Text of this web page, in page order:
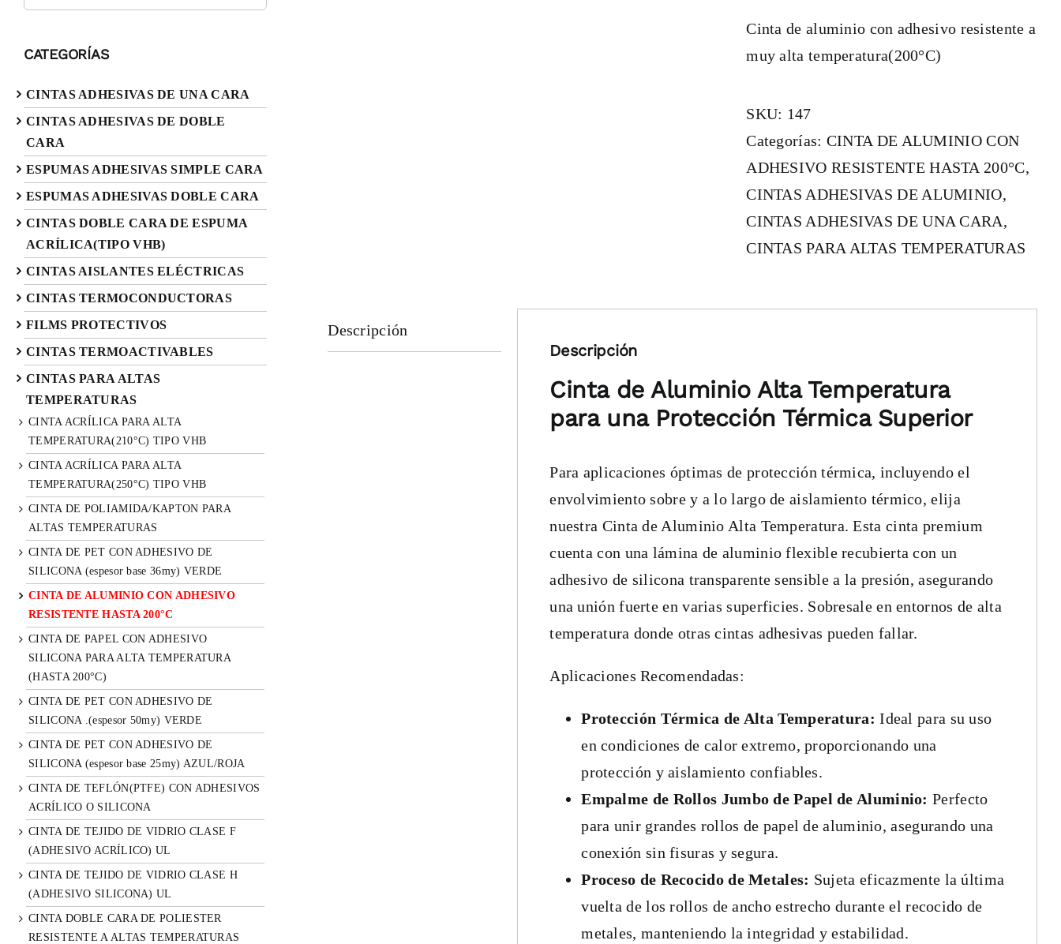
Cinta de aluminio con adhesivo resistente a
muy alta temperatura(200°C)
SKU: 147
Categorías: CINTA DE ALUMINIO CON
ADHESIVO RESISTENTE HASTA 200°C,
CINTAS ADHESIVAS DE ALUMINIO,
CINTAS ADHESIVAS DE UNA CARA,
CINTAS PARA ALTAS TEMPERATURAS
Descripción
Descripción
Cinta de Aluminio Alta Temperatura
para una Protección Térmica Superior
Para aplicaciones óptimas de protección térmica, incluyendo el
envolvimiento sobre y a lo largo de aislamiento térmico, elija
nuestra Cinta de Aluminio Alta Temperatura. Esta cinta premium
cuenta con una lámina de aluminio flexible recubierta con un
adhesivo de silicona transparente sensible a la presión, asegurando
una unión fuerte en varias superficies. Sobresale en entornos de alta
temperatura donde otras cintas adhesivas pueden fallar.
Aplicaciones Recomendadas:
Protección Térmica de Alta Temperatura: Ideal para su uso
en condiciones de calor extremo, proporcionando una
protección y aislamiento confiables.
Empalme de Rollos Jumbo de Papel de Aluminio: Perfecto
para unir grandes rollos de papel de aluminio, asegurando una
conexión sin fisuras y segura.
Proceso de Recocido de Metales: Sujeta eficazmente la última
vuelta de los rollos de ancho estrecho durante el recocido de
metales, manteniendo la integridad y estabilidad.
CATEGORÍAS
CINTAS ADHESIVAS DE UNA CARA
CINTAS ADHESIVAS DE DOBLE
CARA
ESPUMAS ADHESIVAS SIMPLE CARA
ESPUMAS ADHESIVAS DOBLE CARA
CINTAS DOBLE CARA DE ESPUMA
ACRÍLICA(TIPO VHB)
CINTAS AISLANTES ELÉCTRICAS
CINTAS TERMOCONDUCTORAS
FILMS PROTECTIVOS
CINTAS TERMOACTIVABLES
CINTAS PARA ALTAS
TEMPERATURAS
CINTA ACRÍLICA PARA ALTA
TEMPERATURA(210°C) TIPO VHB
CINTA ACRÍLICA PARA ALTA
TEMPERATURA(250°C) TIPO VHB
CINTA DE POLIAMIDA/KAPTON PARA
ALTAS TEMPERATURAS
CINTA DE PET CON ADHESIVO DE
SILICONA (espesor base 36my) VERDE
CINTA DE ALUMINIO CON ADHESIVO
RESISTENTE HASTA 200°C
CINTA DE PAPEL CON ADHESIVO
SILICONA PARA ALTA TEMPERATURA
(HASTA 200°C)
CINTA DE PET CON ADHESIVO DE
SILICONA .(espesor 50my) VERDE
CINTA DE PET CON ADHESIVO DE
SILICONA (espesor base 25my) AZUL/ROJA
CINTA DE TEFLÓN(PTFE) CON ADHESIVOS
ACRÍLICO O SILICONA
CINTA DE TEJIDO DE VIDRIO CLASE F
(ADHESIVO ACRÍLICO) UL
CINTA DE TEJIDO DE VIDRIO CLASE H
(ADHESIVO SILICONA) UL
CINTA DOBLE CARA DE POLIESTER
RESISTENTE A ALTAS TEMPERATURAS